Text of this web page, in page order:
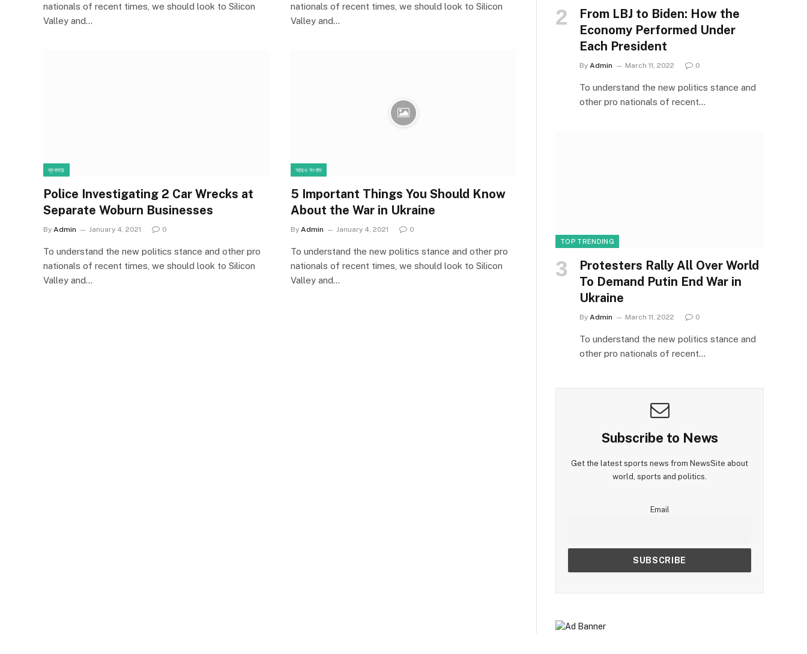
nationals of recent times, we should look to Silicon
Valley and…
nationals of recent times, we should look to Silicon
Valley and…
ব্যবসায়
Police Investigating 2 Car Wrecks at
Separate Woburn Businesses
By Admin January 4, 2021 0
To understand the new politics stance and other pro
nationals of recent times, we should look to Silicon
Valley and…
আরও সংবাদ
5 Important Things You Should Know
About the War in Ukraine
By Admin January 4, 2021 0
To understand the new politics stance and other pro
nationals of recent times, we should look to Silicon
Valley and…
From LBJ to Biden: How the
Economy Performed Under
Each President
By Admin March 11, 2022 0
To understand the new politics stance and
other pro nationals of recent…
TOP TRENDING
Protesters Rally All Over World
To Demand Putin End War in
Ukraine
By Admin March 11, 2022 0
To understand the new politics stance and
other pro nationals of recent…
Subscribe to News
Get the latest sports news from NewsSite about
world, sports and politics.
Email